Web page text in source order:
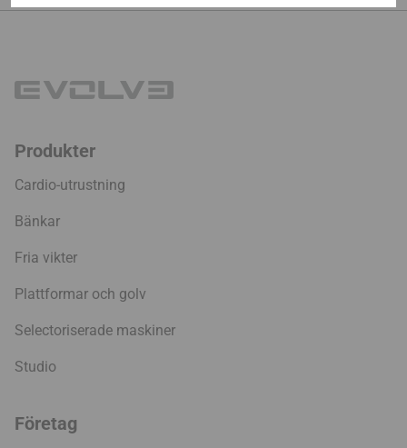
Produkter
Cardio-utrustning
Bänkar
Fria vikter
Plattformar och golv
Selectoriserade maskiner
Studio
Företag